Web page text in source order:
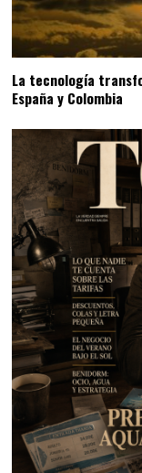
La tecnología
España y Colombia